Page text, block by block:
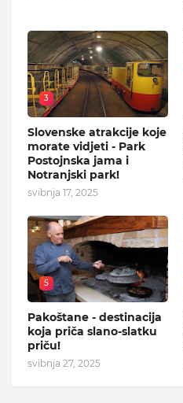
3
Slovenske atrakcije koje
morate vidjeti - Park
Postojnska jama i
Notranjski park!
svibnja 17, 2025
5
Pakoštane - destinacija
koja priča slano-slatku
priču!
svibnja 27, 2025